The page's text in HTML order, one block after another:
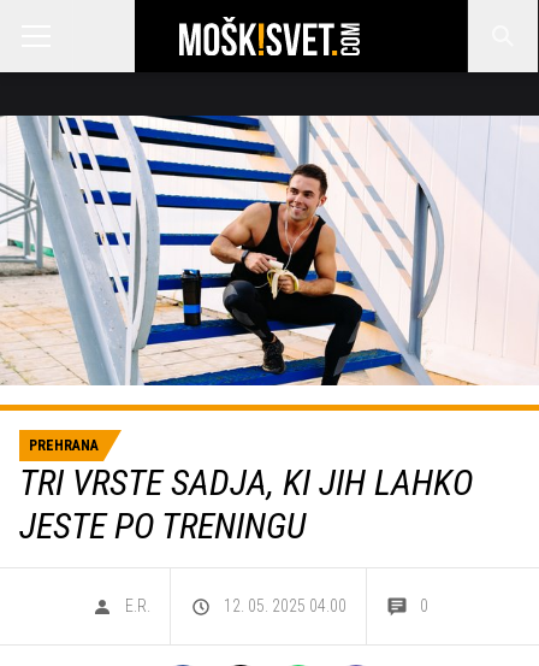
PREHRANA
TRI VRSTE SADJA, KI JIH LAHKO
JESTE PO TRENINGU
E.R. 12. 05. 2025 04.00 0